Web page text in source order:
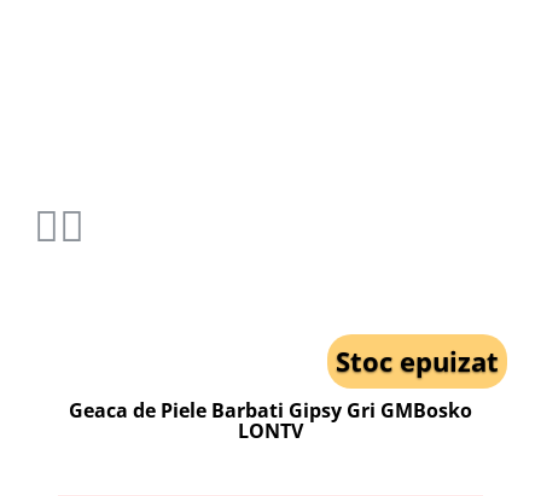
Stoc epuizat
Geaca de Piele Barbati Gipsy Gri GMBosko
LONTV